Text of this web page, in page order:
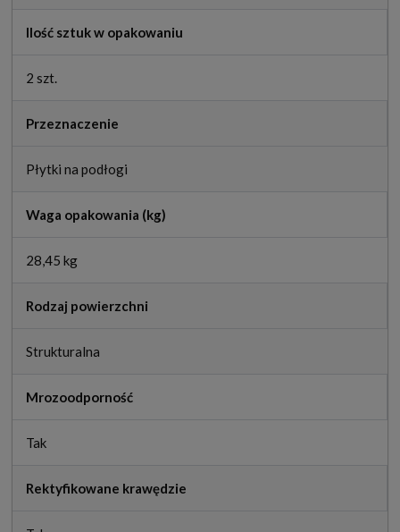
Ilość sztuk w opakowaniu
2 szt.
Przeznaczenie
Płytki na podłogi
Waga opakowania (kg)
28,45 kg
Rodzaj powierzchni
Strukturalna
Mrozoodporność
Tak
Rektyfikowane krawędzie